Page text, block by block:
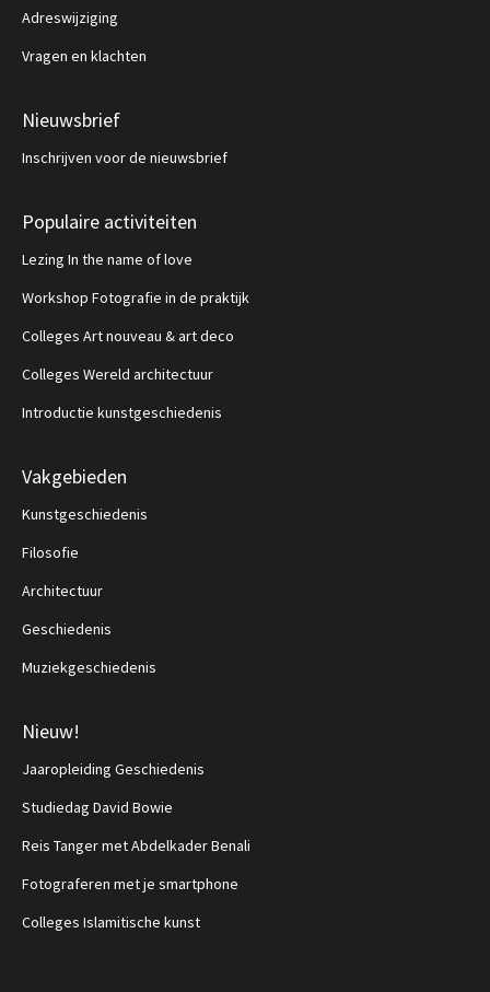
Adreswijziging
Vragen en klachten
Nieuwsbrief
Inschrijven voor de nieuwsbrief
Populaire activiteiten
Lezing In the name of love
Workshop Fotografie in de praktijk
Colleges Art nouveau & art deco
Colleges Wereld architectuur
Introductie kunstgeschiedenis
Vakgebieden
Kunstgeschiedenis
Filosofie
Architectuur
Geschiedenis
Muziekgeschiedenis
Nieuw!
Jaaropleiding Geschiedenis
Studiedag David Bowie
Reis Tanger met Abdelkader Benali
Fotograferen met je smartphone
Colleges Islamitische kunst